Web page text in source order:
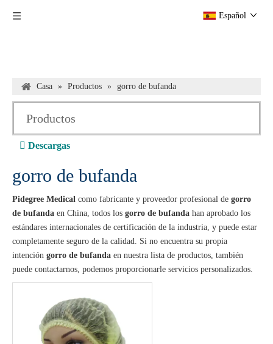
Español
Casa » Productos » gorro de bufanda
Productos
 Descargas
gorro de bufanda
Pidegree Medical como fabricante y proveedor profesional de gorro
de bufanda en China, todos los gorro de bufanda han aprobado los
estándares internacionales de certificación de la industria, y puede estar
completamente seguro de la calidad. Si no encuentra su propia
intención gorro de bufanda en nuestra lista de productos, también
puede contactarnos, podemos proporcionarle servicios personalizados.